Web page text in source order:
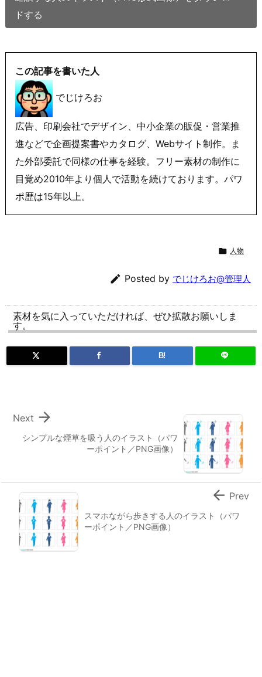
ドする
この記事を書いた人
でじけろお
広告、印刷会社でデザイン、中小企業の販促・営業推
進などで企画提案書やカタログ、Webサイト制作。ま
た外部委託で同様の仕事を経験。フリー素材の制作に
目覚め2010年より個人で活動を続けております。パワ
ポ歴は15年以上。
 人物
 Posted by でじけろお@管理人
素材を気に入っていただければ、ぜひ拡散お願いしま
す。
B!
シンプルな煙草を吸う人のイラスト（パワ
ーポイント／PNG画像）

Next
スマホながら歩きする人のイラスト（パワ
ーポイント／PNG画像）
 Prev